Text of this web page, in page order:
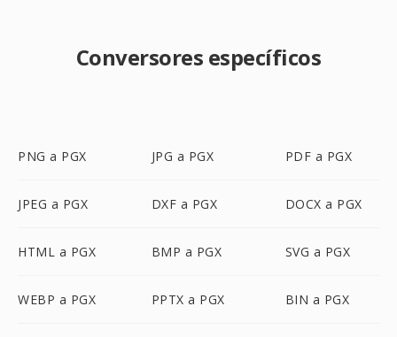
Conversores específicos
PNG a PGX JPG a PGX PDF a PGX
JPEG a PGX DXF a PGX DOCX a PGX
HTML a PGX BMP a PGX SVG a PGX
WEBP a PGX PPTX a PGX BIN a PGX